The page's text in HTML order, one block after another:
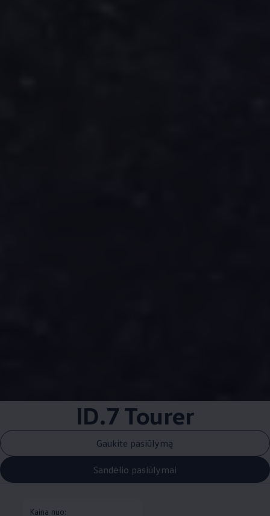
ID.7 Tourer
Gaukite pasiūlymą
Sandėlio pasiūlymai
Kaina nuo: